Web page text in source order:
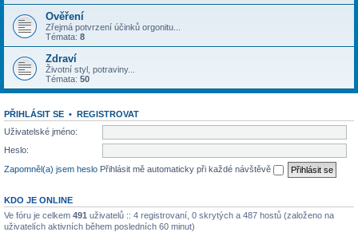
Ověření
Zřejmá potvrzení účinků orgonitu...
Témata: 8
Zdraví
Životní styl, potraviny...
Témata: 50
PŘIHLÁSIT SE • REGISTROVAT
Uživatelské jméno:
Heslo:
Zapomněl(a) jsem heslo Přihlásit mě automaticky při každé návštěvě
KDO JE ONLINE
Ve fóru je celkem 491 uživatelů :: 4 registrovaní, 0 skrytých a 487 hostů (založeno na
uživatelích aktivních během posledních 60 minut)